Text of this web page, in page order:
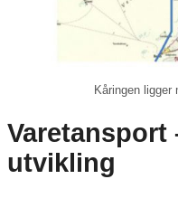
Kåringen ligger
Varetansport
utvikling